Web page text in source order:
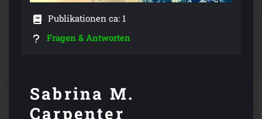
Publikationen ca: 1
Fragen & Antworten
Sabrina M.
Carpenter